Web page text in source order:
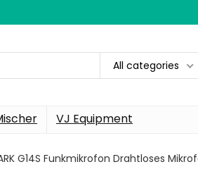
All categories
VJ Equipment
G14S Funkmikrofon Drahtloses